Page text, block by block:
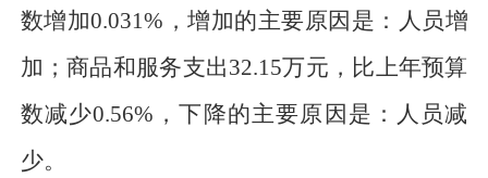
数增加0.031%，增加的主要原因是： 人员增
加 ； 商品和服务支出32.15万元 ，比上年预算
数减少0.56%，下降的主要原因是： 人员减
少。